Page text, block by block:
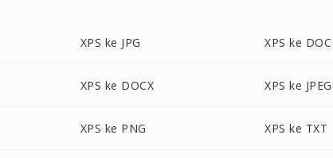
XPS ke JPG XPS ke DOC
XPS ke DOCX XPS ke JPEG
XPS ke PNG XPS ke TXT